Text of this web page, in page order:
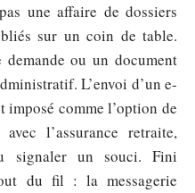
une affaire de dossiers
sur un coin de table.
ou un document
L’envoi d’un e-
imposé comme l’option de
l’assurance retraite,
signaler un souci. Fini
du fil : la messagerie